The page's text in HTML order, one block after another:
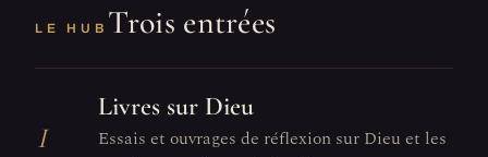
LE HUB Trois entrées
I
Livres sur Dieu
Essais et ouvrages de réflexion sur Dieu et les